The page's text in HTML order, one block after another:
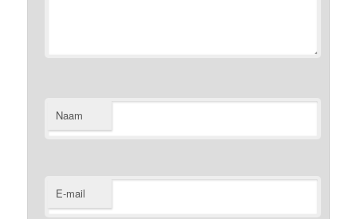
Naam
E-mail